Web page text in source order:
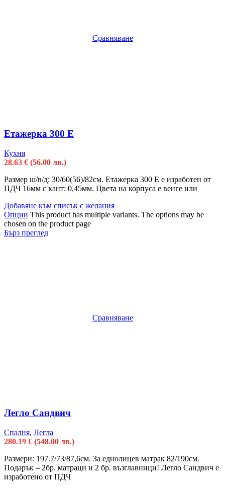
Сравняване
Етажерка 300 Е
Кухня
28.63 € (56.00 лв.)
Размер ш/в/д: 30/60(56)/82см. Етажерка 300 Е е изработен от
ПДЧ 16мм с кант: 0,45мм. Цвета на корпуса е венге или
Добавяне към списък с желания
Опции This product has multiple variants. The options may be
chosen on the product page
Бърз преглед
Сравняване
Легло Сандвич
Спалня, Легла
280.19 € (548.00 лв.)
Размери: 197.7/73/87,6см. За еднолицев матрак 82/190см.
Подарък – 2бр. матраци и 2 бр. възглавници! Легло Сандвич е
изработено от ПДЧ